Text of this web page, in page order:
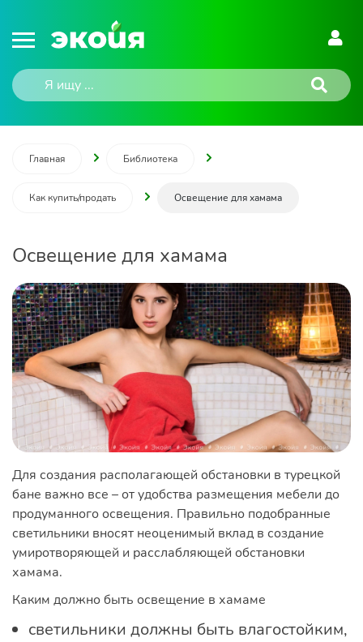
Главная Библиотека
Как купить/продать Освещение для хамама
Освещение для хамама
Для создания располагающей обстановки в турецкой
бане важно все – от удобства размещения мебели до
продуманного освещения. Правильно подобранные
светильники вносят неоценимый вклад в создание
умиротворяющей и расслабляющей обстановки
хамама.
Каким должно быть освещение в хамаме
светильники должны быть влагостойким,